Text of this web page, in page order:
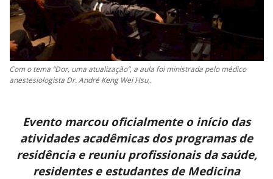
Com o tema “Dor, uma atualização”, a aula foi ministrada pelo médico
anestesiologista Dr. André Keng Wei Hsu,.
Evento marcou oficialmente o início das
atividades acadêmicas dos programas de
residência e reuniu profissionais da saúde,
residentes e estudantes de Medicina